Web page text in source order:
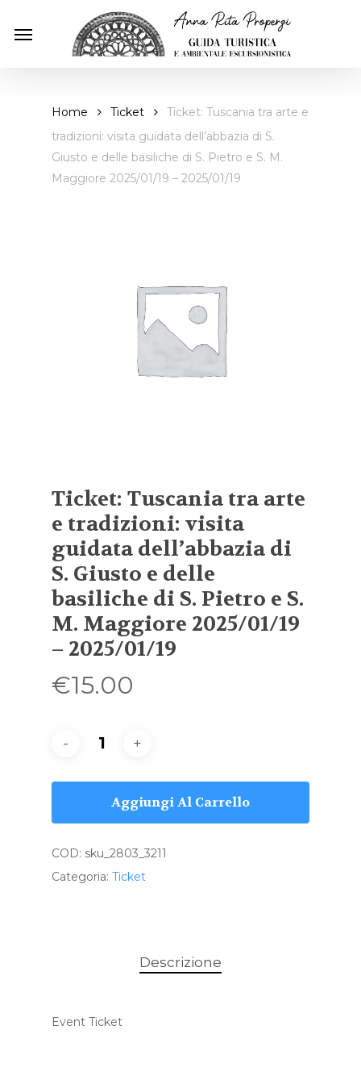
Menu
Home Ticket
Ticket: Tuscania tra arte e
tradizioni: visita guidata dell’abbazia di S.
Giusto e delle basiliche di S. Pietro e S. M.
Maggiore 2025/01/19 – 2025/01/19
Ticket: Tuscania tra arte
e tradizioni: visita
guidata dell’abbazia di
S. Giusto e delle
basiliche di S. Pietro e S.
M. Maggiore 2025/01/19
– 2025/01/19
€15.00
Aggiungi Al Carrello
COD: sku_2803_3211
Categoria: Ticket
Descrizione
Event Ticket